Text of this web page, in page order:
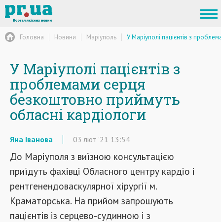
Головна Новини Маріуполь У Маріуполі пацієнтів з
У Маріуполі пацієнтів з
проблемами серця
безкоштовно приймуть
обласні кардіологи
Яна Іванова 03 лют '21 13:54
До Маріуполя з виїзною консультацією
приїдуть фахівці Обласного центру кардіо і
рентгенендоваскулярної хірургії м.
Краматорська. На прийом запрошують
пацієнтів із серцево-судинною і з